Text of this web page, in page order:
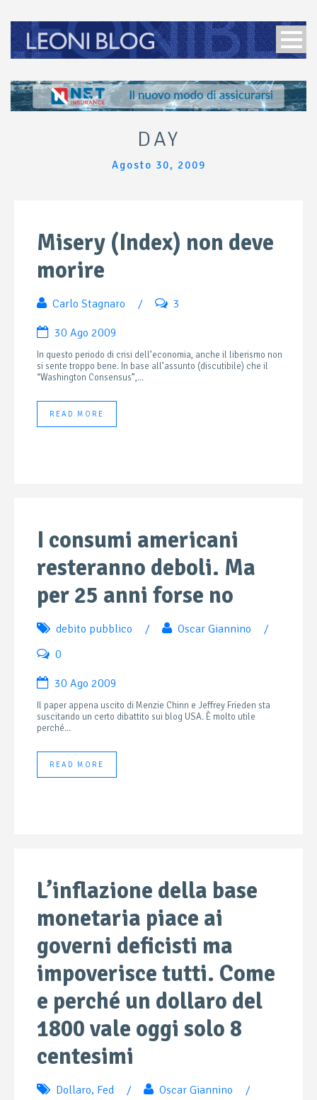
DAY
Agosto 30, 2009
Misery (Index) non deve
morire
Carlo Stagnaro / 3
30 Ago 2009
In questo periodo di crisi dell’economia, anche il liberismo non
si sente troppo bene. In base all’assunto (discutibile) che il
“Washington Consensus”,...
READ MORE
I consumi americani
resteranno deboli. Ma
per 25 anni forse no
debito pubblico / Oscar Giannino
/
0
30 Ago 2009
Il paper appena uscito di Menzie Chinn e Jeffrey Frieden sta
suscitando un certo dibattito sui blog USA. È molto utile
perché...
READ MORE
L’inflazione della base
monetaria piace ai
governi deficisti ma
impoverisce tutti. Come
e perché un dollaro del
1800 vale oggi solo 8
centesimi
Dollaro, Fed / Oscar Giannino
/